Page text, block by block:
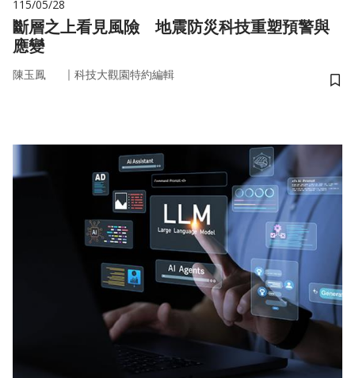
115/05/28
斷層之上看見風險 地震防災科技重塑預警與
應變
陳玉鳳 ｜ 科技大觀園特約編輯
儲